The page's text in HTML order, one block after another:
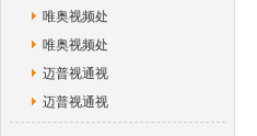
唯奥视频处
唯奥视频处
迈普视通视
迈普视通视